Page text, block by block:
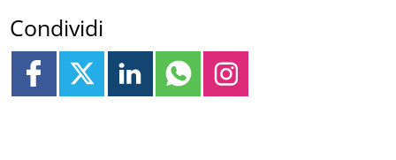
Condividi